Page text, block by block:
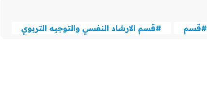
#قسم #قسم الارشاد النفسي والتوجيه التربوي